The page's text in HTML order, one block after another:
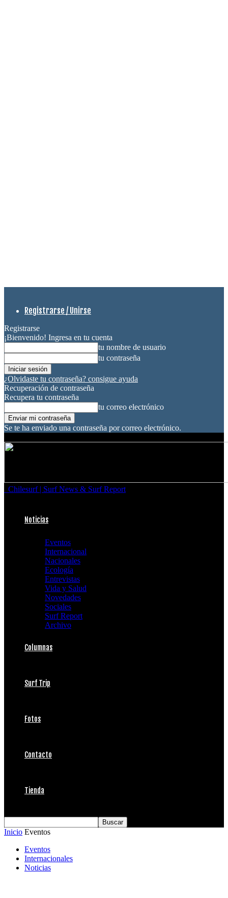
Registrarse / Unirse
Registrarse
¡Bienvenido! Ingresa en tu cuenta
tu nombre de usuario
tu contraseña
¿Olvidaste tu contraseña? consigue ayuda
Recuperación de contraseña
Recupera tu contraseña
tu correo electrónico
Se te ha enviado una contraseña por correo electrónico.
Chilesurf | Surf News & Surf Report
Noticias
Eventos
Internacional
Nacionales
Ecología
Entrevistas
Vida y Salud
Novedades
Sociales
Surf Report
Archivo
Columnas
Surf Trip
Fotos
Contacto
Tienda
Inicio Eventos
Eventos
Internacionales
Noticias